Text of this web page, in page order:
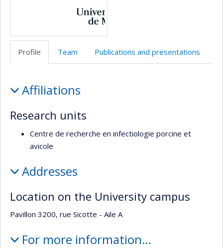
Profile Team Publications and presentations
Affiliations
Research units
Centre de recherche en infectiologie porcine et
avicole
Addresses
Location on the University campus
Pavillon 3200, rue Sicotte - Aile A
For more information…